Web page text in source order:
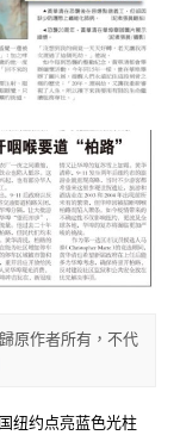
原作者所有，不代
纽约点亮蓝色光柱